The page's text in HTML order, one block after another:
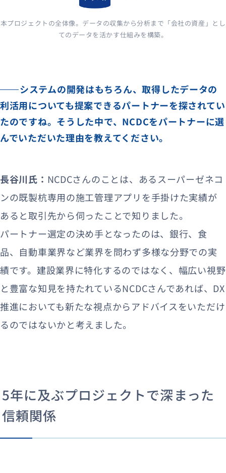
本プロジェクトの全体像。データの収集から分析まで「会社の資産」とし
てのデータを活かす仕組みを構築。
システムの開発はもちろん、取得したデータの
利活用についても提案できるパートナーを探されてい
たのですね。そうした中で、NCDCをパートナーに選
んでいただいた理由を教えてください。
長谷川氏： NCDCさんのことは、あるスーパーゼネコ
ンの既製杭専用の施工管理アプリを手掛けた実績が
あると取引先から伺ったことで知りました。
パートナー選定の決め手となったのは、銀行、食
品、自動車業界など業界を問わず多様な分野での実
績です。建設業界に特化するのではなく、幅広い視野
と豊富な知見を持たれているNCDCさんであれば、DX
推進においても新たな視点からアドバイスをいただけ
るのではないかと考えました。
5年に及ぶプロジェクトで深まった
信頼関係